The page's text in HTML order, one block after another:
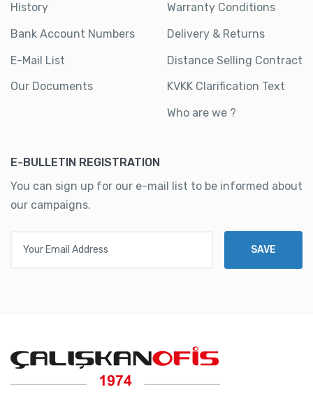
History
Bank Account Numbers
E-Mail List
Our Documents
Warranty Conditions
Delivery & Returns
Distance Selling Contract
KVKK Clarification Text
Who are we ?
E-BULLETIN REGISTRATION
You can sign up for our e-mail list to be informed about
our campaigns.
SAVE